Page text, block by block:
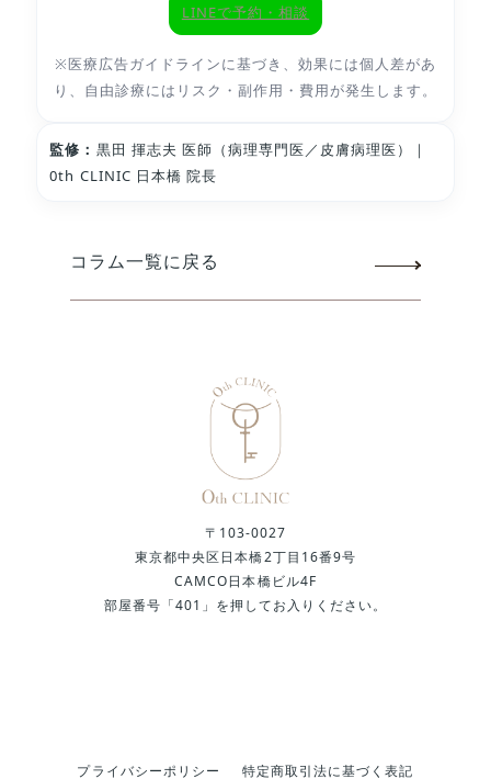
LINEで予約・相談
※医療広告ガイドラインに基づき、効果には個人差があ
り、自由診療にはリスク・副作用・費用が発生します。
監修： 黒田 揮志夫 医師（病理専門医／皮膚病理医）｜
0th CLINIC 日本橋 院長
コラム一覧に戻る
〒103-0027
東京都中央区日本橋2丁目16番9号
CAMCO日本橋ビル4F
部屋番号「401」を押してお入りください。
プライバシーポリシー 特定商取引法に基づく表記